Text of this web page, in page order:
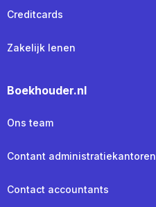
Creditcards
Zakelijk lenen
Boekhouder.nl
Ons team
Contant administratiekantoren
Contact accountants